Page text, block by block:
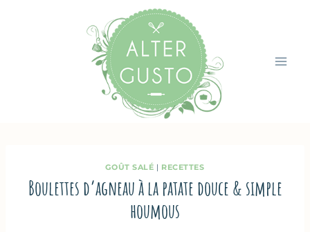
GOÛT SALÉ | RECETTES
Boulettes d’agneau à la patate douce & simple
houmous